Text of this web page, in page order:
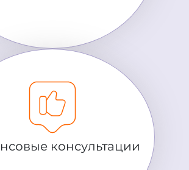
консультации